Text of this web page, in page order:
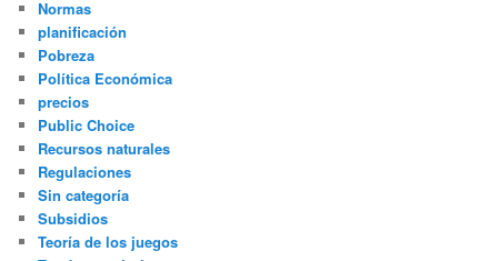
Normas
planificación
Pobreza
Política Económica
precios
Public Choice
Recursos naturales
Regulaciones
Sin categoría
Subsidios
Teoría de los juegos